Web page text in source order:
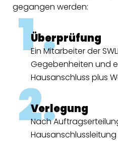
gegangen werden:
1 .
Überprüfung
Ein Mitarbeiter der
Gegebenheiten und
Hausanschluss plus
2.
Verlegung
Nach